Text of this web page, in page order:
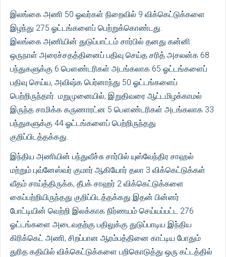
இலங்கை அணி 50 ஓவர்கள் நிறைவில் 9 விக்கெட்டுக்களை
இழந்து 275 ஓட்டங்களைப் பெற்றுக்கொண்டது.
இலங்கை அணியின் துடுப்பாட்டம் சார்பில் தனது கன்னி
ஒருநாள் அரைச்சதத்தினைப் பதிவு செய்த சரித் அசலன்க 68
பந்துகளுக்கு 6 பௌண்டரிகள் அடங்கலாக 65 ஓட்டங்களைப்
பதிவு செய்ய, அவிஷ்க பெர்னாந்து 50 ஓட்டங்களைப்
பெற்றிருந்தார். மறுமுனையில், இறுதிவரை ஆட்டமிழக்காமல்
இருந்த சாமிக்க கருணாரட்ன 5 பௌண்டரிகள் அடங்கலாக 33
பந்துகளுக்கு 44 ஓட்டங்களைப் பெற்றிருந்தது
குறிப்பிடத்தக்கது.
இந்திய அணியின் பந்துவீச்சு சார்பில் யுஸ்வேந்திர சாஹல்
மற்றும் புவ்னேஸ்வர் குமார் ஆகியோர் தலா 3 விக்கெட்டுக்கள்
வீதம் சாய்த்திருக்க, தீபக் சாஹர் 2 விக்கெட்டுக்களை
கைப்பற்றியிருந்தது குறிப்பிடத்தக்கது.இதன் பின்னர்
போட்டியின் வெற்றி இலக்காக நிர்ணயம் செய்யப்பட்ட 276
ஓட்டங்களை அடைவதற்கு பதிலுக்கு துடுப்பாடிய இந்திய
கிரிக்கெட் அணி, சிறப்பான ஆரம்பத்தினை காட்டிய போதும்
துரித கதியில் விக்கெட்டுக்களை பறிகொடுத்து ஒரு கட்டத்தில்